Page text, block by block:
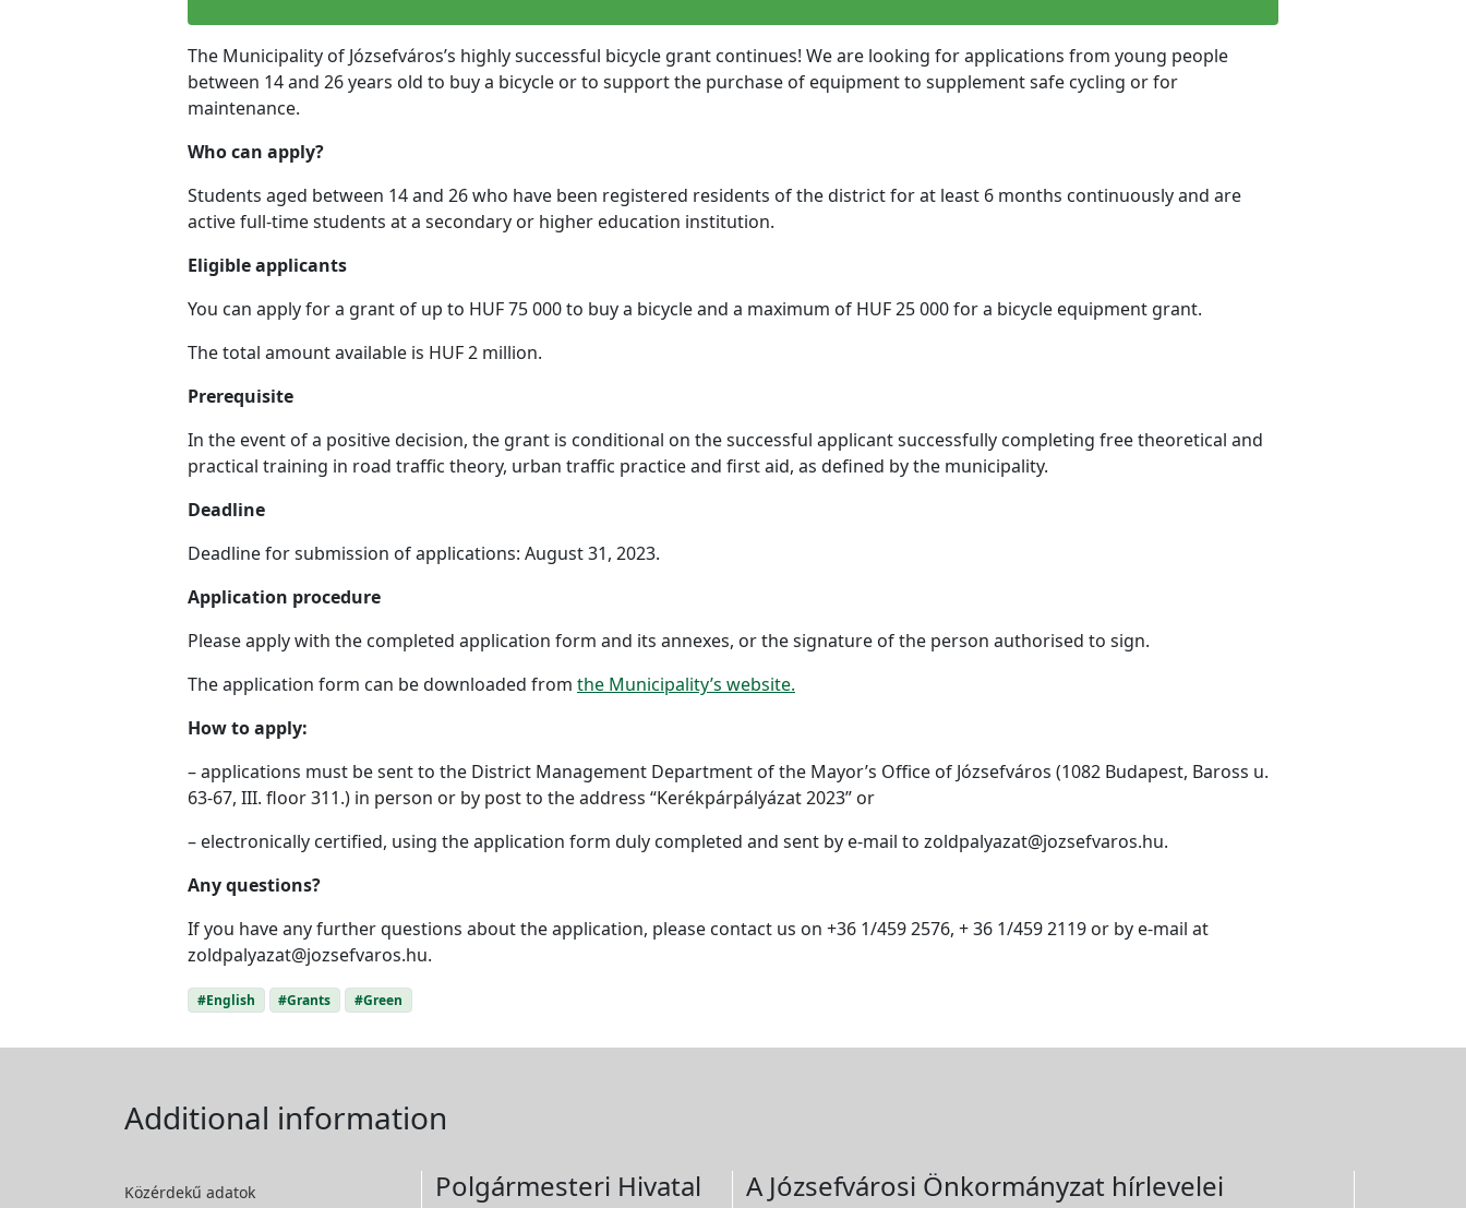
The Municipality of Józsefváros’s highly successful bicycle grant continues! We are looking for applications from young people
between 14 and 26 years old to buy a bicycle or to support the purchase of equipment to supplement safe cycling or for
maintenance.
Who can apply?
Students aged between 14 and 26 who have been registered residents of the district for at least 6 months continuously and are
active full-time students at a secondary or higher education institution.
Eligible applicants
You can apply for a grant of up to HUF 75 000 to buy a bicycle and a maximum of HUF 25 000 for a bicycle equipment grant.
The total amount available is HUF 2 million.
Prerequisite
In the event of a positive decision, the grant is conditional on the successful applicant successfully completing free theoretical and
practical training in road traffic theory, urban traffic practice and first aid, as defined by the municipality.
Deadline
Deadline for submission of applications: August 31, 2023.
Application procedure
Please apply with the completed application form and its annexes, or the signature of the person authorised to sign.
The application form can be downloaded from the Municipality’s website.
How to apply:
– applications must be sent to the District Management Department of the Mayor’s Office of Józsefváros (1082 Budapest, Baross u.
63-67, III. floor 311.) in person or by post to the address “Kerékpárpályázat 2023” or
– electronically certified, using the application form duly completed and sent by e-mail to zoldpalyazat@jozsefvaros.hu.
Any questions?
If you have any further questions about the application, please contact us on +36 1/459 2576, + 36 1/459 2119 or by e-mail at
zoldpalyazat@jozsefvaros.hu.
#English #Grants #Green
Additional information
Közérdekű adatok Polgármesteri Hivatal A Józsefvárosi Önkormányzat hírlevelei